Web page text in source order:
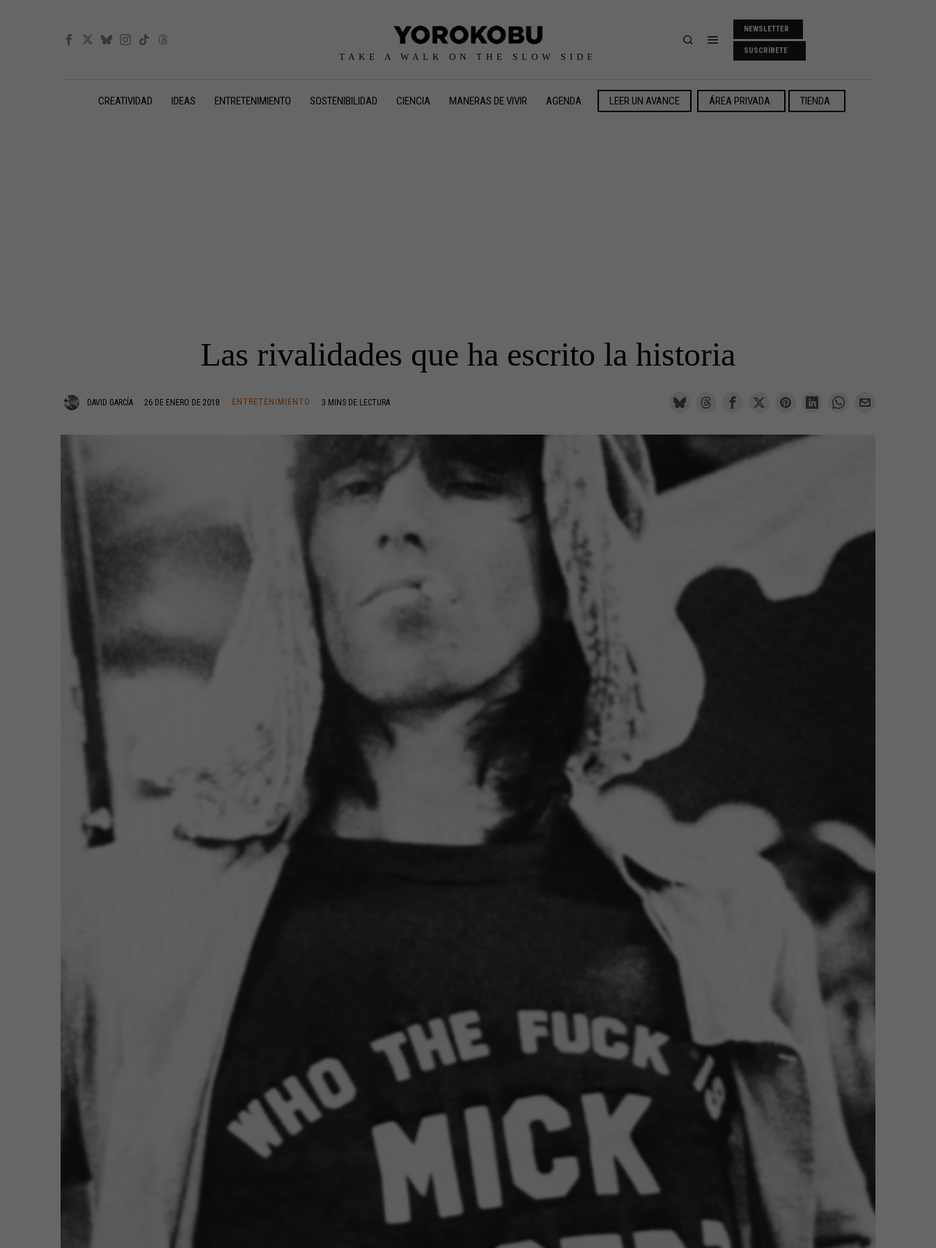
TAKE A WALK ON THE SLOW SIDE
NEWSLETTER
SUSCRÍBETE
CREATIVIDAD IDEAS ENTRETENIMIENTO SOSTENIBILIDAD CIENCIA MANERAS DE VIVIR AGENDA LEER UN AVANCE ÁREA PRIVADA TIENDA
Las rivalidades que ha escrito la historia
DAVID GARCÍA 26 DE ENERO DE 2018 ENTRETENIMIENTO 3 MINS DE LECTURA